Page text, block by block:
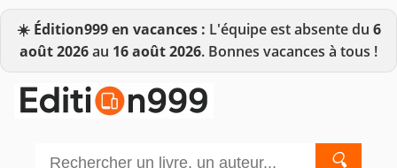
☀️ Édition999 en vacances : L'équipe est absente du 6
août 2026au 16 août 2026. Bonnes vacances à tous !
🔍